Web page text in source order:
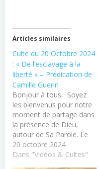
Articles similaires
Culte du 20 Octobre 2024
: « De l’esclavage à la
liberté » – Prédication de
Camille Guerin
Bonjour à tous, Soyez
les bienvenus pour notre
moment de partage dans
la présence de Dieu,
autour de Sa Parole. Le
culte se déroule en direct
dans l'église de Bourges,
20 octobre 2024
Dans "Vidéos & Cultes"